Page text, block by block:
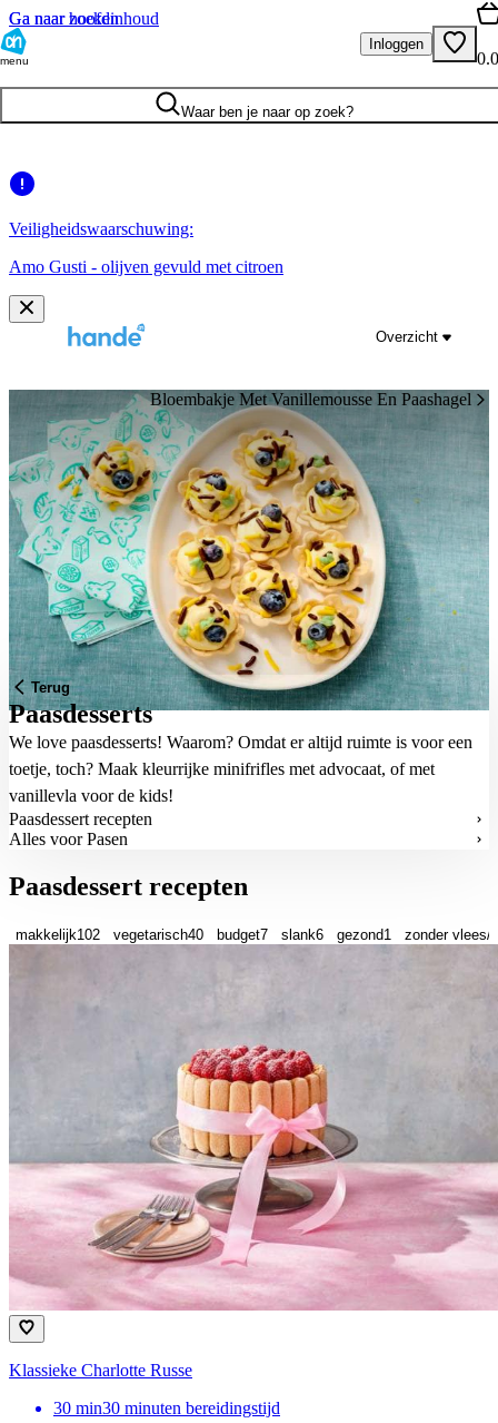
Ga naar hoofdinhoud
Ga naar zoeken
menu
Inloggen
Waar ben je naar op zoek?
Veiligheidswaarschuwing:
Amo Gusti - olijven gevuld met citroen
Overzicht
Bloembakje Met Vanillemousse En Paashagel
Terug
Paasdesserts
We love paasdesserts! Waarom? Omdat er altijd ruimte is voor een
toetje, toch? Maak kleurrijke minifrifles met advocaat, of met
vanillevla voor de kids!
Paasdessert recepten
Alles voor Pasen
Paasdessert recepten
makkelijk102 vegetarisch40 budget7 slank6 gezond1 zonder vlees/
Klassieke Charlotte Russe
30 min30 minuten bereidingstijd